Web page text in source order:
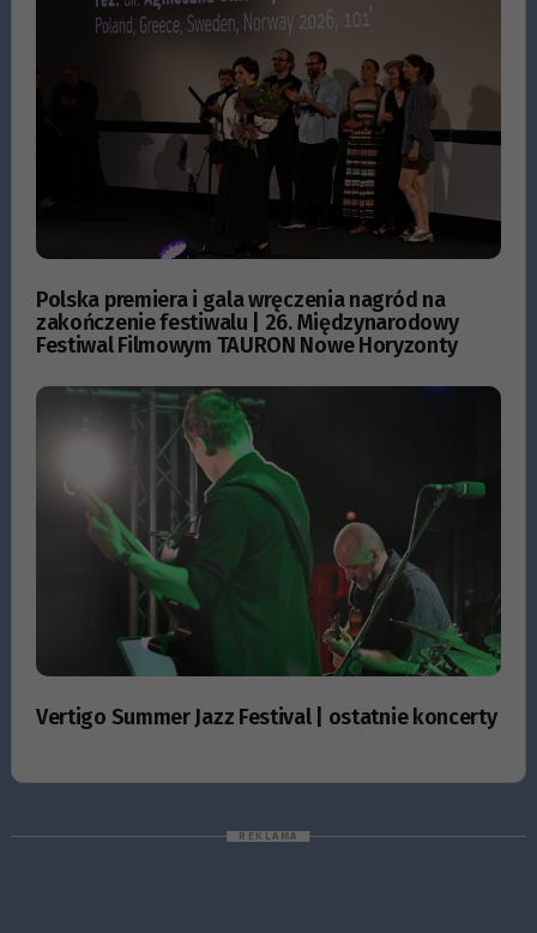
Polska premiera i gala wręczenia nagród na
zakończenie festiwalu | 26. Międzynarodowy
Festiwal Filmowym TAURON Nowe Horyzonty
Vertigo Summer Jazz Festival | ostatnie koncerty